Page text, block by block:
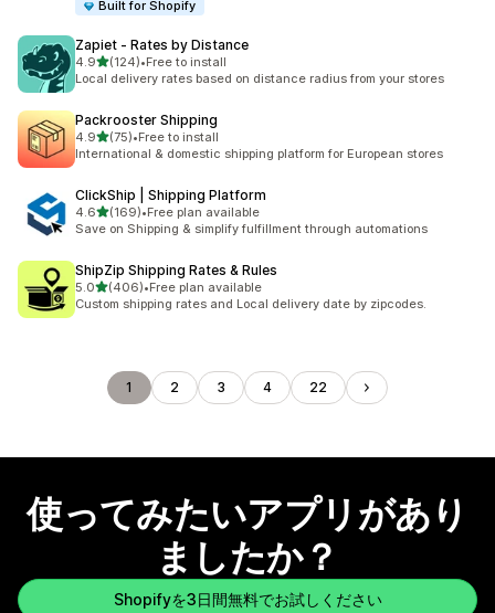
Built for Shopify
Zapiet ‑ Rates by Distance
4.95つ星中
(124)
合計レビュー数：124件
•Free to install
Local delivery rates based on distance radius from your stores
Packrooster Shipping
4.95つ星中
(75)
合計レビュー数：75件
•Free to install
International & domestic shipping platform for European stores
ClickShip | Shipping Platform
4.65つ星中
(169)
合計レビュー数：169件
•Free plan available
Save on Shipping & simplify fulfillment through automations
ShipZip Shipping Rates & Rules
5.05つ星中
(406)
合計レビュー数：406件
•Free plan available
Custom shipping rates and Local delivery date by zipcodes.
1 2 3 4 22
使ってみたいアプリがあり
ましたか？
Shopifyを3日間無料でお試しください